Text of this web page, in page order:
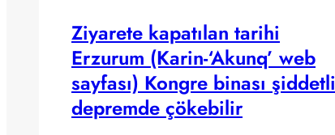
Ziyarete kapatılan tarihi
Erzurum (Karin-‘Akunq’ web
sayfası) Kongre binası şiddetli
depremde çökebilir